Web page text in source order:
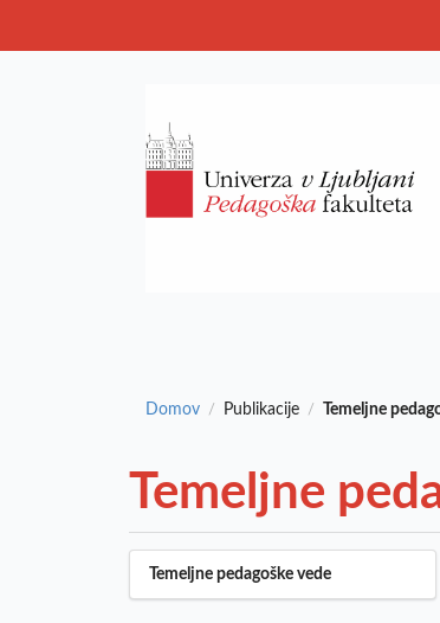
Domov / Publikacije / Temeljne
Temeljne
Temeljne pedagoške vede